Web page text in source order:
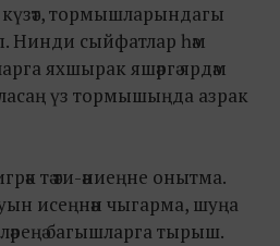
күзәт, тормышларындагы
Нинди сыйфатлар һәм
яхшырак яшәргә ярдәм
үз тормышыңда азрак
тә әти-әниеңне онытма.
исеңнән чыгарма, шуңа
багышларга тырыш.